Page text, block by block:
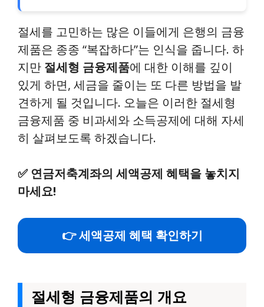
절세를 고민하는 많은 이들에게 은행의 금융
제품은 종종 “복잡하다”는 인식을 줍니다. 하
지만 절세형 금융제품에 대한 이해를 깊이
있게 하면, 세금을 줄이는 또 다른 방법을 발
견하게 될 것입니다. 오늘은 이러한 절세형
금융제품 중 비과세와 소득공제에 대해 자세
히 살펴보도록 하겠습니다.
✅ 연금저축계좌의 세액공제 혜택을 놓치지
마세요!
👉 세액공제 혜택 확인하기
절세형 금융제품의 개요